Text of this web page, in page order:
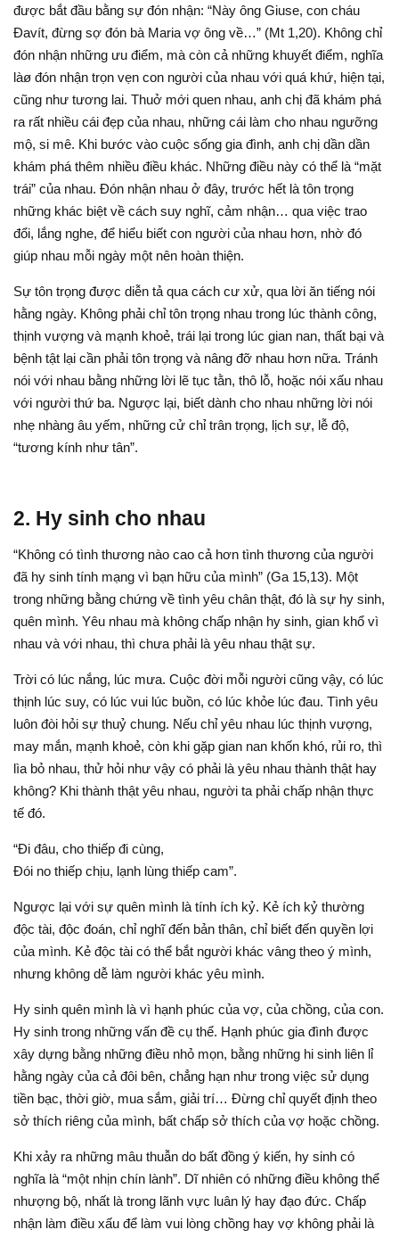
được bắt đầu bằng sự đón nhận: “Này ông Giuse, con cháu
Đavít, đừng sợ đón bà Maria vợ ông về…” (Mt 1,20). Không chỉ
đón nhận những ưu điểm, mà còn cả những khuyết điểm, nghĩa
làø đón nhận trọn vẹn con người của nhau với quá khứ, hiện tại,
cũng như tương lai. Thuở mới quen nhau, anh chị đã khám phá
ra rất nhiều cái đẹp của nhau, những cái làm cho nhau ngưỡng
mộ, si mê. Khi bước vào cuộc sống gia đình, anh chị dần dần
khám phá thêm nhiều điều khác. Những điều này có thể là “mặt
trái” của nhau. Đón nhận nhau ở đây, trước hết là tôn trọng
những khác biệt về cách suy nghĩ, cảm nhận… qua việc trao
đổi, lắng nghe, để hiểu biết con người của nhau hơn, nhờ đó
giúp nhau mỗi ngày một nên hoàn thiện.
Sự tôn trọng được diễn tả qua cách cư xử, qua lời ăn tiếng nói
hằng ngày. Không phải chỉ tôn trọng nhau trong lúc thành công,
thịnh vượng và mạnh khoẻ, trái lại trong lúc gian nan, thất bại và
bệnh tật lại cần phải tôn trọng và nâng đỡ nhau hơn nữa. Tránh
nói với nhau bằng những lời lẽ tục tằn, thô lỗ, hoặc nói xấu nhau
với người thứ ba. Ngược lại, biết dành cho nhau những lời nói
nhẹ nhàng âu yếm, những cử chỉ trân trọng, lịch sự, lễ độ,
“tương kính như tân”.
2. Hy sinh cho nhau
“Không có tình thương nào cao cả hơn tình thương của người
đã hy sinh tính mạng vì bạn hữu của mình” (Ga 15,13). Một
trong những bằng chứng về tình yêu chân thật, đó là sự hy sinh,
quên mình. Yêu nhau mà không chấp nhận hy sinh, gian khổ vì
nhau và với nhau, thì chưa phải là yêu nhau thật sự.
Trời có lúc nắng, lúc mưa. Cuộc đời mỗi người cũng vậy, có lúc
thịnh lúc suy, có lúc vui lúc buồn, có lúc khỏe lúc đau. Tình yêu
luôn đòi hỏi sự thuỷ chung. Nếu chỉ yêu nhau lúc thịnh vượng,
may mắn, mạnh khoẻ, còn khi gặp gian nan khốn khó, rủi ro, thì
lìa bỏ nhau, thử hỏi như vậy có phải là yêu nhau thành thật hay
không? Khi thành thật yêu nhau, người ta phải chấp nhận thực
tế đó.
“Đi đâu, cho thiếp đi cùng,
Đói no thiếp chịu, lạnh lùng thiếp cam”.
Ngược lại với sự quên mình là tính ích kỷ. Kẻ ích kỷ thường
độc tài, độc đoán, chỉ nghĩ đến bản thân, chỉ biết đến quyền lợi
của mình. Kẻ độc tài có thể bắt người khác vâng theo ý mình,
nhưng không dễ làm người khác yêu mình.
Hy sinh quên mình là vì hạnh phúc của vợ, của chồng, của con.
Hy sinh trong những vấn đề cụ thể. Hạnh phúc gia đình được
xây dựng bằng những điều nhỏ mọn, bằng những hi sinh liên lỉ
hằng ngày của cả đôi bên, chẳng hạn như trong việc sử dụng
tiền bạc, thời giờ, mua sắm, giải trí… Đừng chỉ quyết định theo
sở thích riêng của mình, bất chấp sở thích của vợ hoặc chồng.
Khi xảy ra những mâu thuẫn do bất đồng ý kiến, hy sinh có
nghĩa là “một nhịn chín lành”. Dĩ nhiên có những điều không thể
nhượng bộ, nhất là trong lãnh vực luân lý hay đạo đức. Chấp
nhận làm điều xấu để làm vui lòng chồng hay vợ không phải là